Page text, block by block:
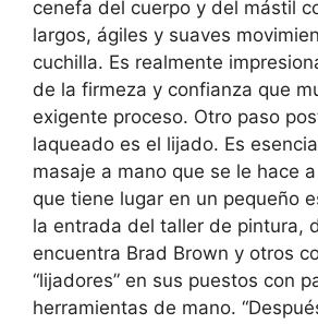
cenefa del cuerpo y del mástil
largos, ágiles y suaves
cuchilla. Es realmente
de la firmeza y confianza que
exigente proceso. Otro paso
laqueado es el lijado. Es
masaje a mano que se le hace
que tiene lugar en un pequeño
la entrada del taller de pintura,
encuentra Brad Brown y otros
“lijadores” en sus puestos con
herramientas de mano.